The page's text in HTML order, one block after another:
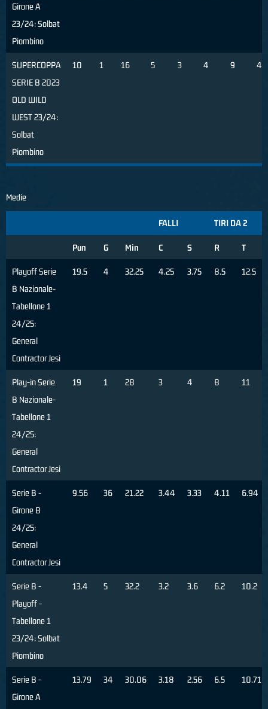
Girone A
23/24: Solbat
Piombino
SUPERCOPPA
SERIE B 2023
OLD WILD
WEST 23/24:
Solbat
Piombino
10 1 16 5 3 4 9 44
Medie
FALLI TIRI DA 2
Pun G Min C S R T
Playoff Serie
B Nazionale-
Tabellone 1
24/25:
General
Contractor Jesi
19.5 4 32.25 4.25 3.75 8.5 12.5
Play-in Serie
B Nazionale-
Tabellone 1
24/25:
General
Contractor Jesi
19 1 28 3 4 8 11
Serie B -
Girone B
24/25:
General
Contractor Jesi
9.56 36 21.22 3.44 3.33 4.11 6.94
Serie B -
Playoff -
Tabellone 1
23/24: Solbat
Piombino
13.4 5 32.2 3.2 3.6 6.2 10.2
Serie B -
Girone A
13.79 34 30.06 3.18 2.56 6.5 10.71